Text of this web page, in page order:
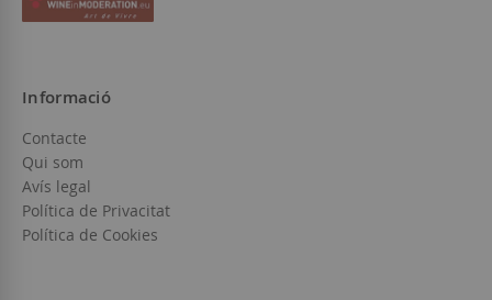
Informació
Contacte
Qui som
Avís legal
Política de Privacitat
Política de Cookies